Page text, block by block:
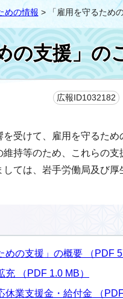
めの情報 > 「雇用を守るため
の支援」の
広報ID1032182
受けて、雇用を守るため
持等のため、これらの
ては、岩手労働局及び
の支援」の概要 （PDF
（PDF 1.0 MB）
業支援金・給付金 （PDF